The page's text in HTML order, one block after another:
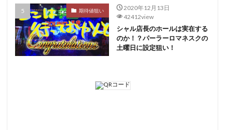
期待値狙い
2020年12月13日
42412view
シャル店長のホールは実在する
のか！？パーラーロマネスクの
土曜日に設定狙い！